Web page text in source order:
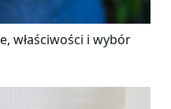
właściwości i wybór